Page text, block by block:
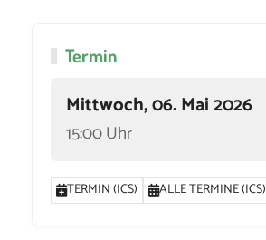
Termin
Mittwoch, 06. Mai 2026
15:00 Uhr
TERMIN (ICS) ALLE TERMINE (ICS)